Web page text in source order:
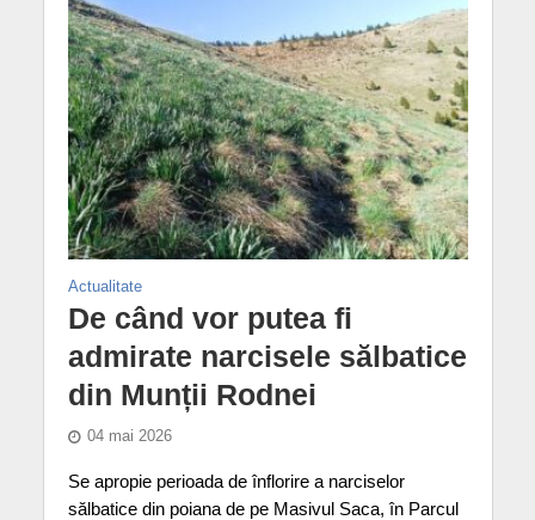
Actualitate
De când vor putea fi
admirate narcisele sălbatice
din Munții Rodnei
04 mai 2026
Se apropie perioada de înflorire a narciselor
sălbatice din poiana de pe Masivul Saca, în Parcul